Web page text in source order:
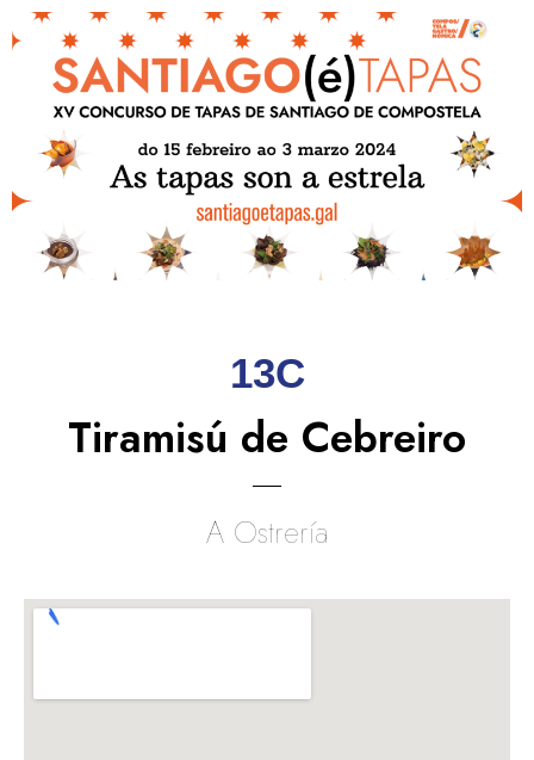
13C
Tiramisú de Cebreiro
A Ostrería